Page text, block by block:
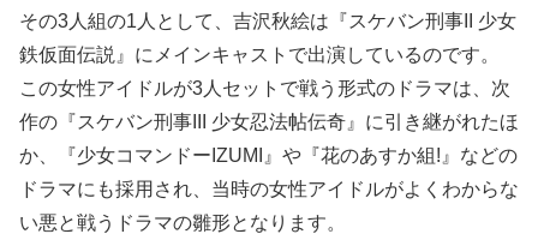
その3人組の1人として、吉沢秋絵は『スケバン刑事II 少女
鉄仮面伝説』にメインキャストで出演しているのです。
この女性アイドルが3人セットで戦う形式のドラマは、次
作の『スケバン刑事III 少女忍法帖伝奇』に引き継がれたほ
か、『少女コマンドーIZUMI』や『花のあすか組!』などの
ドラマにも採用され、当時の女性アイドルがよくわからな
い悪と戦うドラマの雛形となります。